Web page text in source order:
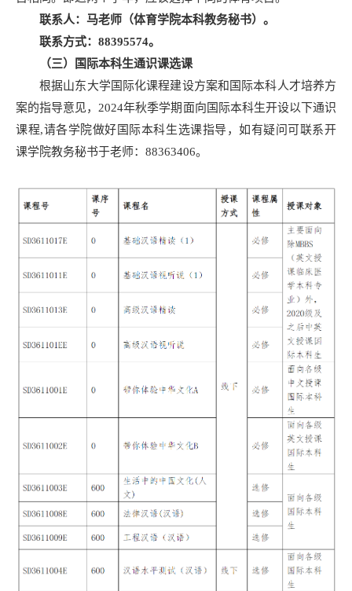
联系人： 马老师（体育学院本科教务秘书）。
联系方式：88395574。
（三）国际本科生通识课选课
根据山东大学国际化课程建设方案和国际本科人才培养方
案的指导意见，2024年秋季学期面向国际本科生开设以下通识
课程,请各学院做好国际本科生选课指导，如有疑问可联系开
课学院教务秘书于老师：88363406。